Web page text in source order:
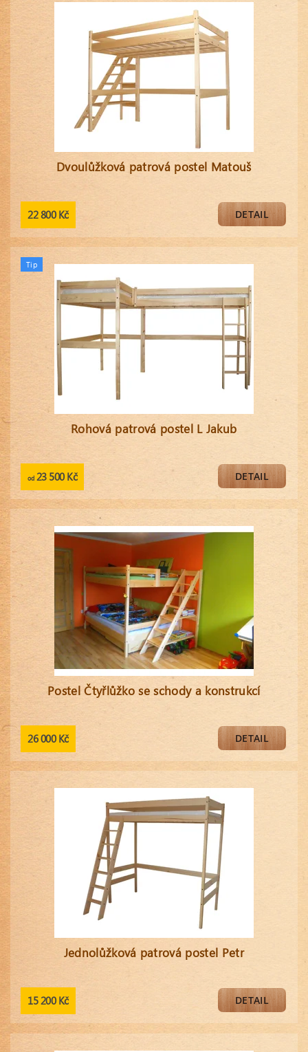
Dvoulůžková patrová postel Matouš
22 800 Kč DETAIL
Tip
Rohová patrová postel L Jakub
od23 500 Kč DETAIL
Postel Čtyřlůžko se schody a konstrukcí
26 000 Kč DETAIL
Jednolůžková patrová postel Petr
15 200 Kč DETAIL